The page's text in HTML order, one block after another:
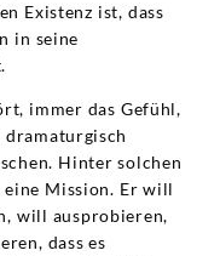
Existenz ist, dass
in seine
immer das Gefühl,
dramaturgisch
Hinter solchen
Mission. Er will
will ausprobieren,
dass es